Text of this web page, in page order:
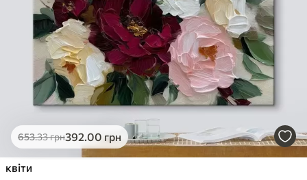
653.33грн392.00 грн
квіти